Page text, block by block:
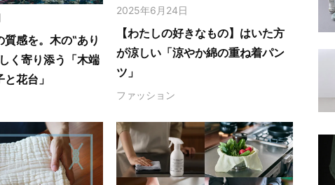
感を。木の‟あり
く寄り添う「木端
花台」
2025年6月24日
【わたしの好きなもの】はいた方
が涼しい「涼やか綿の重ね着パン
ツ」
ファッション